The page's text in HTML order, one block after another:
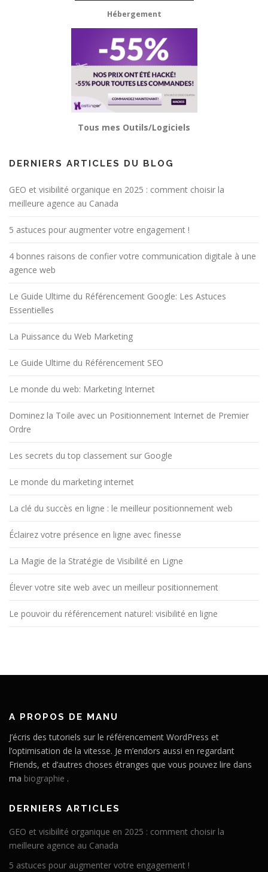
Hébergement
Tous mes Outils/Logiciels
DERNIERS ARTICLES DU BLOG
GEO et visibilité organique en 2025 : comment choisir la
meilleure agence au Canada
5 astuces pour augmenter votre engagement !
4 bonnes raisons de confier votre communication digitale à une
agence web
Le Guide Ultime du Référencement Google: Les Astuces
Essentielles
La Puissance du Web Marketing
Le Guide Ultime du Référencement SEO
Le monde du web: Marketing Internet
Dominez la Toile avec un Positionnement Internet de Premier
Ordre
Les secrets du top classement sur Google
Le monde du marketing internet
La clé du succès en ligne : le meilleur positionnement web
Éclairez votre présence en ligne avec finesse
La Magie de la Stratégie de Visibilité en Ligne
Élever votre site web avec un meilleur positionnement
Le pouvoir du référencement naturel: visibilité en ligne
A PROPOS DE MANU
J’écris des tutoriels sur le référencement WordPress et
l’optimisation de la vitesse. Je m’endors aussi en regardant
Friends, et d’autres choses étranges que vous pouvez lire dans
ma biographie .
DERNIERS ARTICLES
GEO et visibilité organique en 2025 : comment choisir la
meilleure agence au Canada
5 astuces pour augmenter votre engagement !